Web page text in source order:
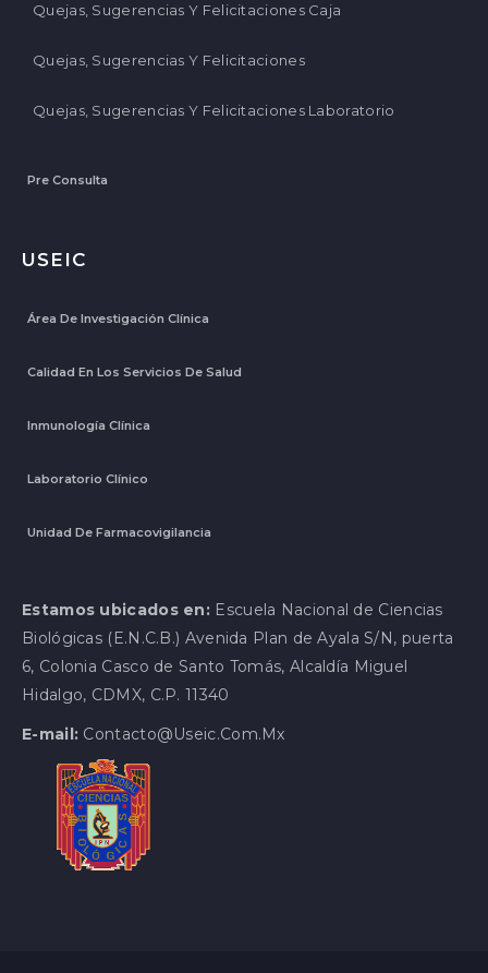
Quejas, Sugerencias Y Felicitaciones Caja
Quejas, Sugerencias Y Felicitaciones
Quejas, Sugerencias Y Felicitaciones Laboratorio
Pre Consulta
USEIC
Área De Investigación Clínica
Calidad En Los Servicios De Salud
Inmunología Clínica
Laboratorio Clínico
Unidad De Farmacovigilancia
Estamos ubicados en: Escuela Nacional de Ciencias
Biológicas (E.N.C.B.) Avenida Plan de Ayala S/N, puerta
6, Colonia Casco de Santo Tomás, Alcaldía Miguel
Hidalgo, CDMX, C.P. 11340
E-mail: Contacto@useic.com.mx